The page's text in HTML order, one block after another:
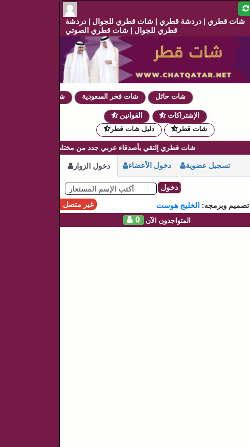
شات قطري | دردشة قطري | شات قطري للجوال | دردشة
قطري للجوال | شات قطري الصوتي
شات دموع العشاق شات فخر السعودية شات حائل
القوانين
الإشتراكات
دليل شات قطر
شات قطر
شات قطري إلتقي بأصدقاء عربي جدد من مختلف أنحاء العالم
دخول الزوار دخول الأعضاء تسجيل عضوية
دخول
غير متصل
تصميم وبرمجه: الخليج هوست
0 المتواجدون الآن